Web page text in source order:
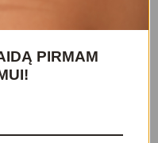
Dėl unikalaus
sojų), aminorūgščių,
į jų struktūrą ir daro juos
sudėtyje esantis kokosų
sukuria apsauginį
juos nuo neigiamų išorinių
PIRMAM